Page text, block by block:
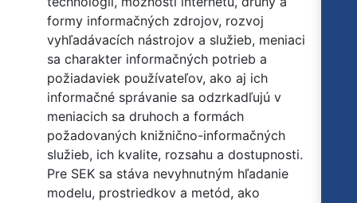
formy informačných zdrojov, rozvoj
vyhľadávacích nástrojov a služieb, meniaci
sa charakter informačných potrieb a
požiadaviek používateľov, ako aj ich
informačné správanie sa odzrkadľujú v
meniacich sa druhoch a formách
požadovaných knižnično-informačných
služieb, ich kvalite, rozsahu a dostupnosti.
Pre SEK sa stáva nevyhnutným hľadanie
modelu, prostriedkov a metód, ako